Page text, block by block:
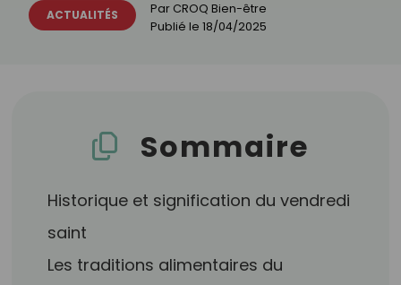
ACTUALITÉS Par CROQ Bien-être
Publié le 18/04/2025
Sommaire
Historique et signification du vendredi
saint
Les traditions alimentaires du